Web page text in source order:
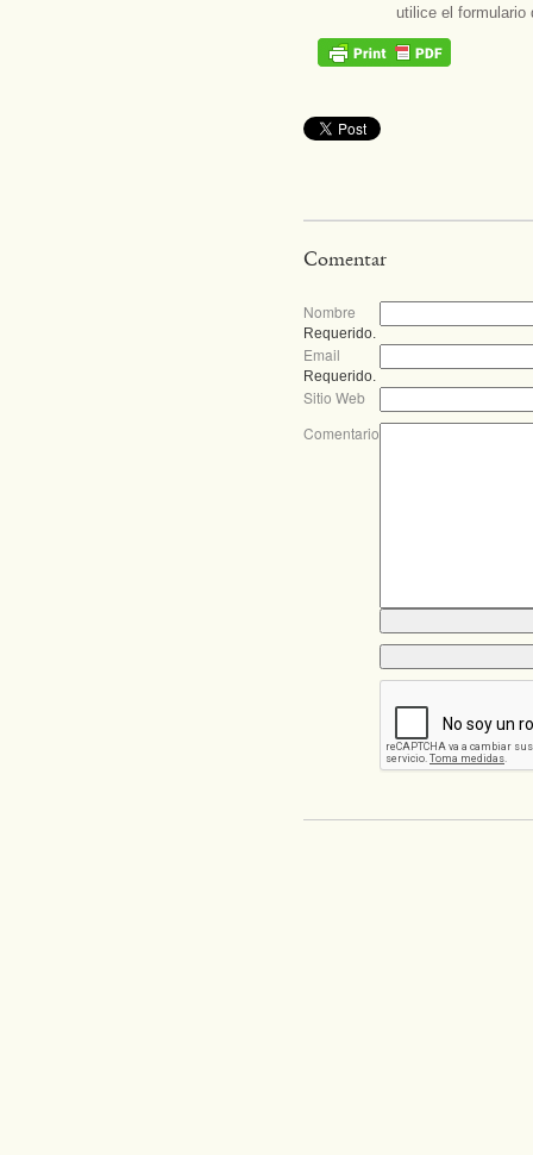
utilice el formulario
Comentar
Nombre
Requerido.
Email
Requerido.
Sitio Web
Comentario